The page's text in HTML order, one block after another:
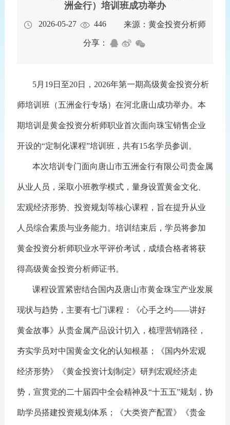
洲金行）培训班成功举办
2026-05-27 446 来源：黄金投资分析师
分享：
5月19日至20日，2026年第一期高级黄金投资分析
师培训班（五洲金行专场）在河北唐山成功举办。本
期培训是黄金投资分析师职业首次面向珠宝销售企业
开设的“定制化课程”培训班，共有15名学员参训。
本次培训专门面向唐山市五洲金行有限公司贵金属
从业人员，采取小班教学模式，量身设置黄金文化、
宏观经济形势、投资规划等核心课程，旨在提升从业
人员综合素质与业务能力。培训结束后，学员将参加
黄金投资分析师职业水平评价考试，成绩合格者将获
得高级黄金投资分析师证书。
课程设置紧密结合国内及唐山市黄金珠宝产业发展
现状与趋势，主要有七门课程：《心手之约——讲好
黄金故事》从贵金属产品设计切入，梳理营销路径，
夯实学员对中国黄金文化的认知根基；《国内外宏观
经济形势》《黄金投资计划制定》研判宏观经济走
势，宣贯党的二十届四中全会精神及“十五五”规划，协
助学员搭建投资规划体系；《大类资产配置》《贵金